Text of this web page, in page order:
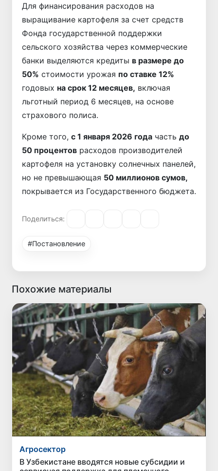
Для финансирования расходов на
выращивание картофеля за счет средств
Фонда государственной поддержки
сельского хозяйства через коммерческие
банки выделяются кредиты в размере до
50% стоимости урожая по ставке 12%
годовых на срок 12 месяцев, включая
льготный период 6 месяцев, на основе
страхового полиса.
Кроме того, с 1 января 2026 года часть до
50 процентов расходов производителей
картофеля на установку солнечных панелей,
но не превышающая 50 миллионов сумов,
покрывается из Государственного бюджета.
Поделиться:
#Постановление
Похожие материалы
Агросектор
В Узбекистане вводятся новые субсидии и